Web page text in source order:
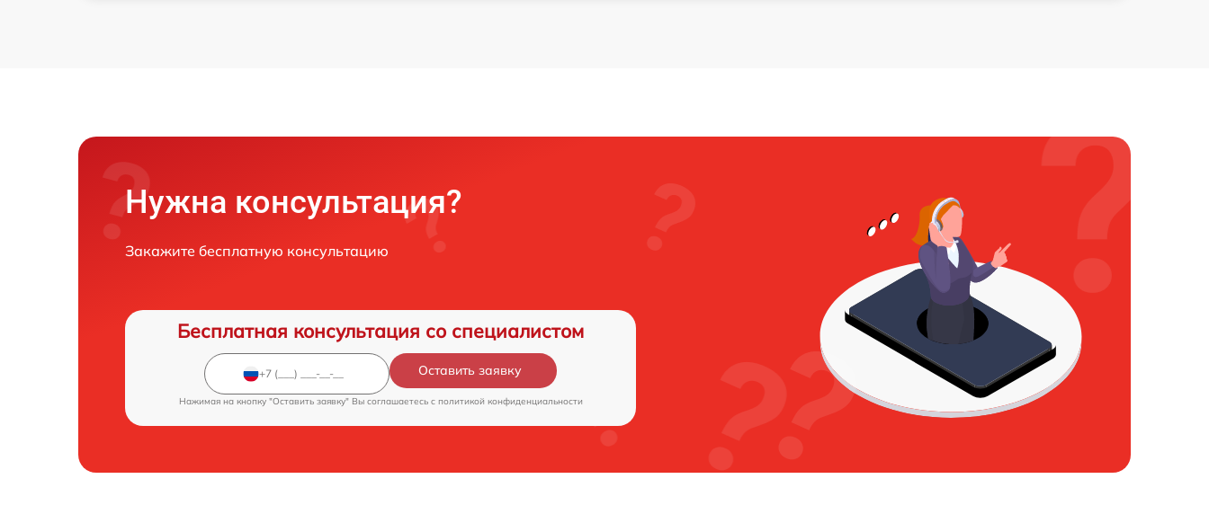
Нужна консультация?
Закажите бесплатную консультацию
Бесплатная консультация со специалистом
Оставить заявку
Нажимая на кнопку "Оставить заявку" Вы соглашаетесь c политикой конфиденциальности